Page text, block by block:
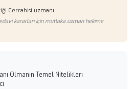
Cerrahisi uzmanı.